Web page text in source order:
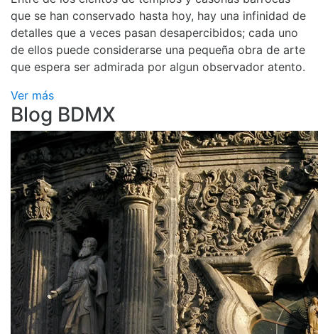
que se han conservado hasta hoy, hay una infinidad de
detalles que a veces pasan desapercibidos; cada uno
de ellos puede considerarse una pequeña obra de arte
que espera ser admirada por algun observador atento.
Ver más
Blog BDMX